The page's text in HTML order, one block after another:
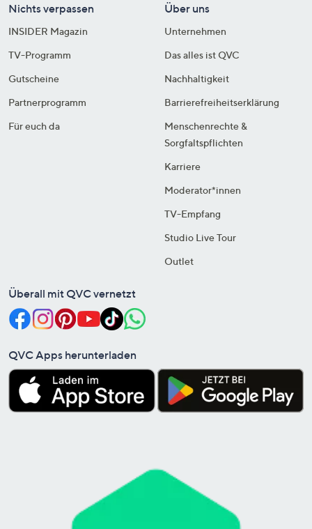
Nichts verpassen
INSIDER Magazin
TV-Programm
Gutscheine
Partnerprogramm
Für euch da
Über uns
Unternehmen
Das alles ist QVC
Nachhaltigkeit
Barrierefreiheitserklärung
Menschenrechte &
Sorgfaltspflichten
Karriere
Moderator*innen
TV-Empfang
Studio Live Tour
Outlet
Überall mit QVC vernetzt
QVC Apps herunterladen